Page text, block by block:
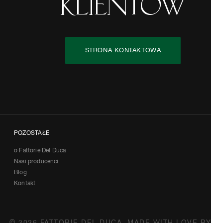
klientów
STRONA KONTAKTOWA
POZOSTAŁE
o Fattorie Del Duca
Nasi producenci
Blog
Kontakt